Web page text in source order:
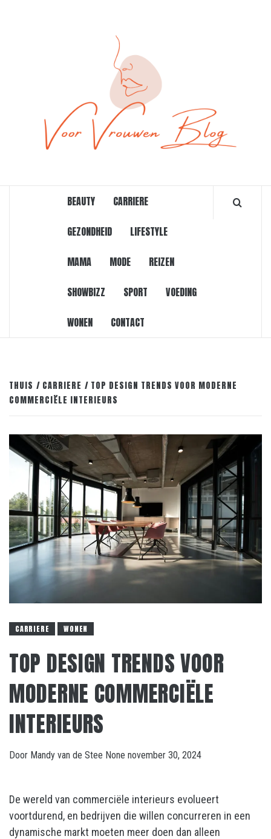
BEAUTY CARRIERE
GEZONDHEID LIFESTYLE
MAMA MODE REIZEN
SHOWBIZZ SPORT VOEDING
WONEN CONTACT
THUIS CARRIERE
TOP DESIGN TRENDS VOOR MODERNE
COMMERCIËLE INTERIEURS
CARRIERE WONEN
TOP DESIGN TRENDS VOOR
MODERNE COMMERCIËLE
INTERIEURS
Door Mandy van de Stee None november 30, 2024
De wereld van commerciële interieurs evolueert
voortdurend, en bedrijven die willen concurreren in een
dynamische markt moeten meer doen dan alleen